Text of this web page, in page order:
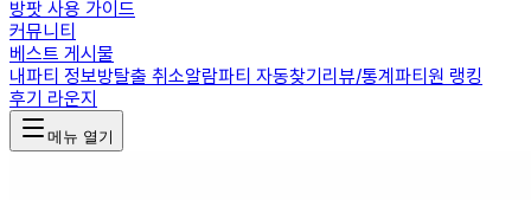
방팟 사용 가이드
커뮤니티
베스트 게시물
내파티 정보방탈출 취소알람파티 자동찾기리뷰/통계파티원 랭킹
후기 라운지
메뉴 열기